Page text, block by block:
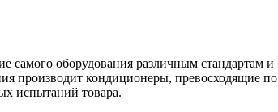
самого оборудования различным стандартам и
производит кондиционеры, превосходящие по
испытаний товара.